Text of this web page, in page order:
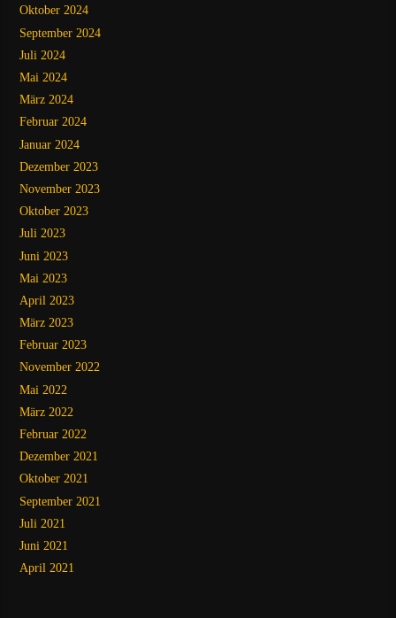
Oktober 2024
September 2024
Juli 2024
Mai 2024
März 2024
Februar 2024
Januar 2024
Dezember 2023
November 2023
Oktober 2023
Juli 2023
Juni 2023
Mai 2023
April 2023
März 2023
Februar 2023
November 2022
Mai 2022
März 2022
Februar 2022
Dezember 2021
Oktober 2021
September 2021
Juli 2021
Juni 2021
April 2021